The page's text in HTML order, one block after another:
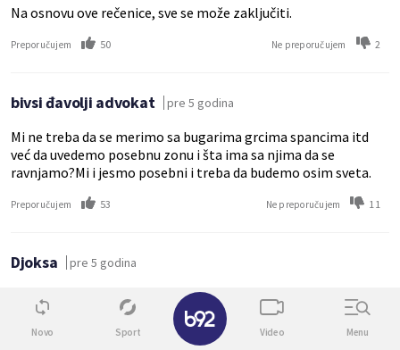
Na osnovu ove rečenice, sve se može zaključiti.
Preporučujem 50 Ne preporučujem 2
bivsi đavolji advokat pre 5 godina
Mi ne treba da se merimo sa bugarima grcima spancima itd
već da uvedemo posebnu zonu i šta ima sa njima da se
ravnjamo?Mi i jesmo posebni i treba da budemo osim sveta.
Preporučujem 53 Ne preporučujem 11
Djoksa pre 5 godina
Zabodite štap ujutru i kad mu bude najkraća senka, onda je to
podne! To je prirodno vreme i tako nam je svima naštelovan
biološki časovnik. Nekad nije postojao sat i ljudi su se
Novo Sport Video Menu
✕